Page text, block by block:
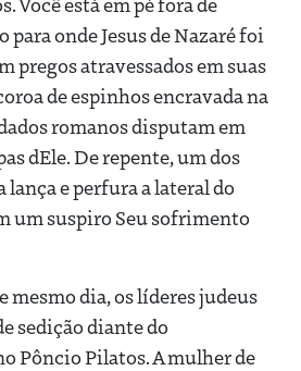
para onde Jesus de Nazaré foi
pregos atravessados em suas
de espinhos encravada na
romanos disputam em
dEle. De repente, um dos
lança e perfura a lateral do
um suspiro Seu sofrimento
mesmo dia, os líderes judeus
sedição diante do
Pôncio Pilatos. A mulher de